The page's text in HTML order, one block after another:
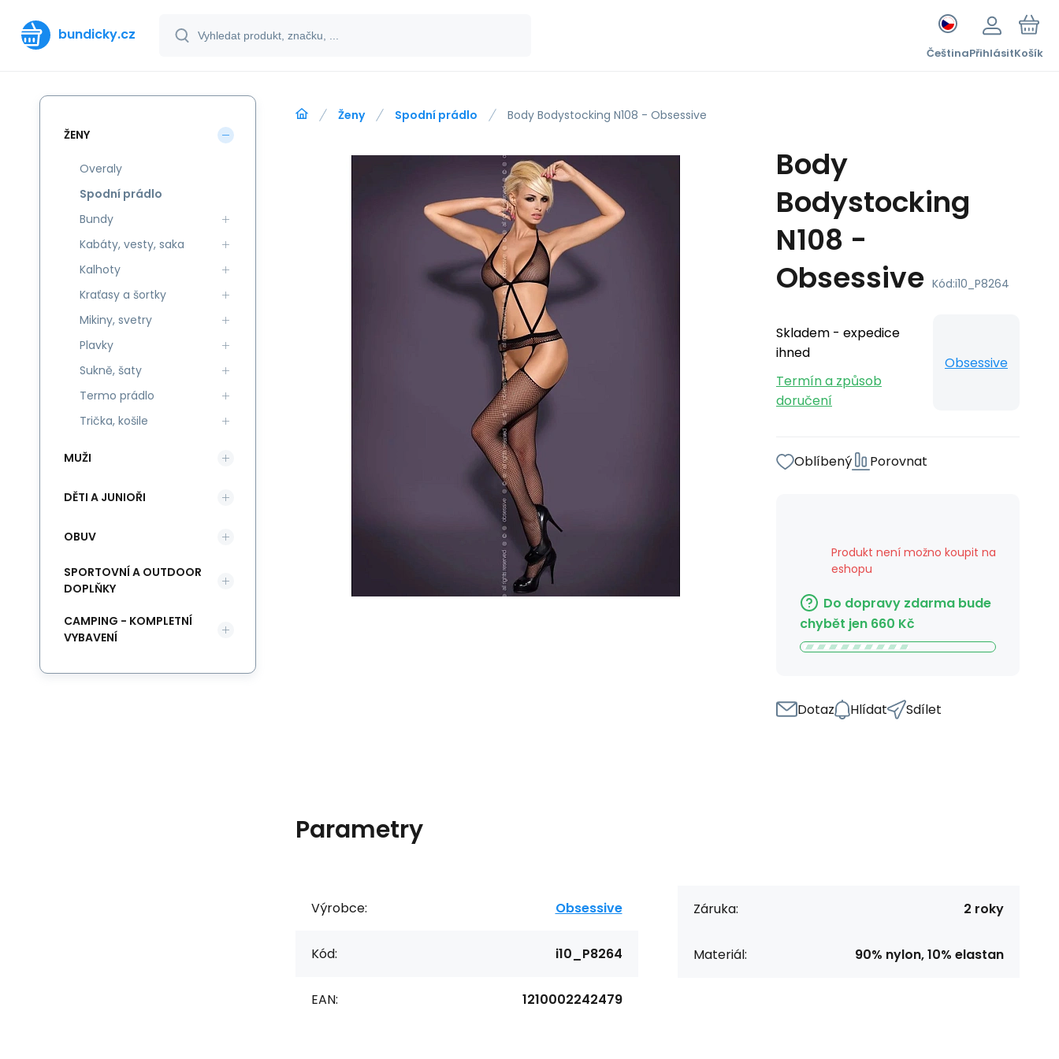
bundicky.cz
ČeštinaPřihlásitKošík
Ženy Spodní prádlo Body Bodystocking N108 - Obsessive
Body
Bodystocking
N108 -
Obsessive Kód:i10_P8264
Skladem - expedice
ihned
Termín a způsob
doručení
Obsessive
Oblíbený Porovnat
Produkt není možno koupit na
eshopu
Do dopravy zdarma bude
chybět jen 660 Kč
Dotaz Hlídat Sdílet
Parametry
Výrobce: Obsessive
Kód: i10_P8264
EAN: 1210002242479
Záruka: 2 roky
Materiál: 90% nylon, 10% elastan
ŽENY
Overaly
Spodní prádlo
Bundy
Kabáty, vesty, saka
Kalhoty
Kraťasy a šortky
Mikiny, svetry
Plavky
Sukně, šaty
Termo prádlo
Trička, košile
MUŽI
DĚTI A JUNIOŘI
OBUV
SPORTOVNÍ A OUTDOOR
DOPLŇKY
CAMPING - KOMPLETNÍ
VYBAVENÍ